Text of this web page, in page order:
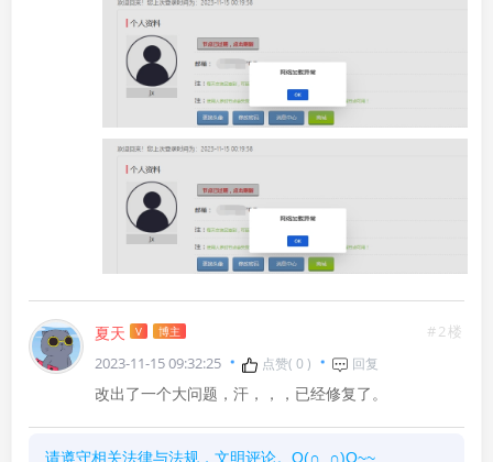
夏天 V 博主
#2楼
2023-11-15 09:32:25
点赞( 0 ) 回复
改出了一个大问题，汗，，，已经修复了。